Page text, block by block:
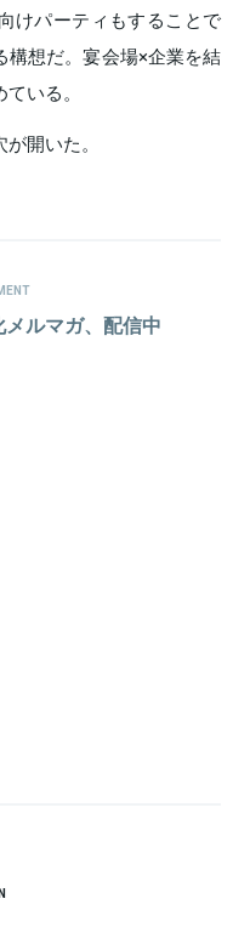
けパーティもすることで
構想だ。宴会場×企業を結
いる。
開いた。
メルマガ、配信中